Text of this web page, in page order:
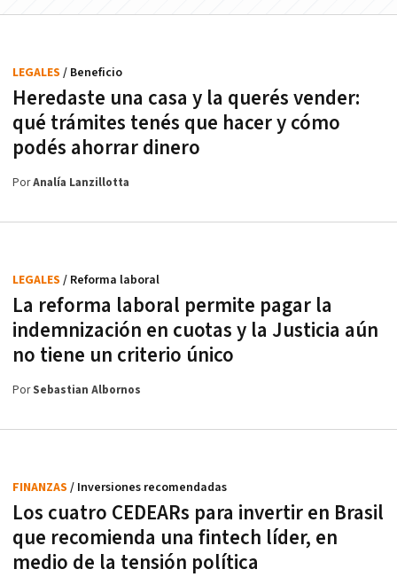
Heredaste una casa y la querés vender:
qué trámites tenés que hacer y cómo
podés ahorrar dinero
LEGALES / Beneficio
PorAnalía Lanzillotta
La reforma laboral permite pagar la
indemnización en cuotas y la Justicia aún
no tiene un criterio único
LEGALES / Reforma laboral
PorSebastian Albornos
Los cuatro CEDEARs para invertir en Brasil
que recomienda una fintech líder, en
medio de la tensión política
FINANZAS / Inversiones recomendadas